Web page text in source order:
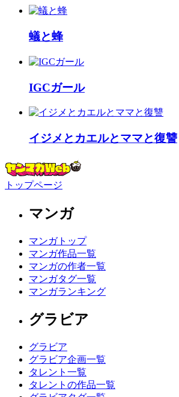
蟻と蜂
IGCガール
イジメとカエルとママと復讐
トップページ
マンガ
マンガトップ
マンガ作品一覧
マンガの作者一覧
マンガタグ一覧
マンガランキング
グラビア
グラビア
グラビア企画一覧
タレント一覧
タレントの作品一覧